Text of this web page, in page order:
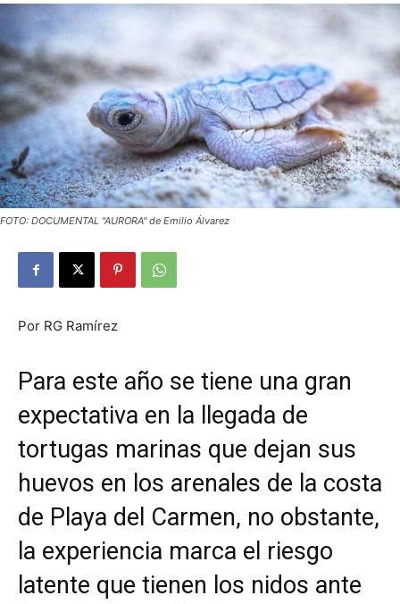
FOTO: DOCUMENTAL "AURORA" de Emilio Álvarez
Por RG Ramírez
Para este año se tiene una gran
expectativa en la llegada de
tortugas marinas que dejan sus
huevos en los arenales de la costa
de Playa del Carmen, no obstante,
la experiencia marca el riesgo
latente que tienen los nidos ante